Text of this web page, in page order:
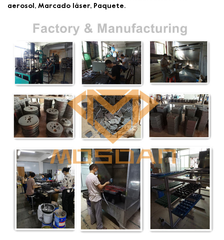
aerosol, Marcado láser, Paquete.